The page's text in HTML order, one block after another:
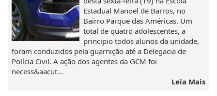
Estadual Manoel de Barros, no
Bairro Parque das Américas. Um
total de quatro adolescentes, a
principio todos alunos da unidade,
foram conduzidos pela guarnição até a Delegacia de
Polícia Civil. A ação dos agentes da GCM foi
necess&aacut...
Leia Mais